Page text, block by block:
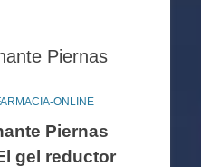
Piernas
ONLINE
Piernas
gel reductor